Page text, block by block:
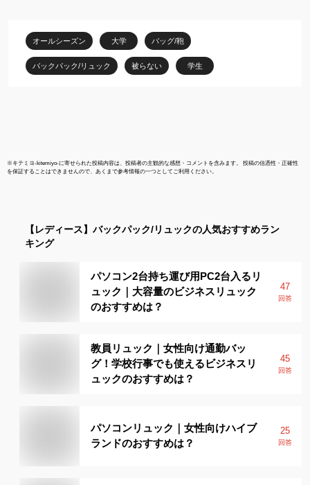
ンプル 縦型 おしゃれ
オールシーズン 大学 バッグ/鞄
バックパック/リュック 被らない 学生
※キテミヨ-kitemiyo-に寄せられた投稿内容は、投稿者の主観的な感想・コメントを含みます。 投稿の信憑性・正確性
を保証することはできませんので、あくまで参考情報の一つとしてご利用ください。
【レディース】 バックパック/リュックの人気おすすめラン
キング
パソコン2台持ち運び用PC2台入るリ
ュック｜大容量のビジネスリュック
のおすすめは？
47
回答
教員リュック｜女性向け通勤バッ
グ！学校行事でも使えるビジネスリ
ュックのおすすめは？
45
回答
パソコンリュック｜女性向けハイブ
ランドのおすすめは？
25
回答